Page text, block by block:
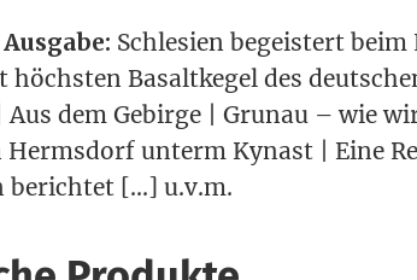
Schle­si­en begeis­tert beim
höchs­ten Basalt­ke­gel des
dem Gebir­ge | Gru­n­au – wie
Herms­dorf unterm Kynast | Eine
berich­tet […] u.v.m.